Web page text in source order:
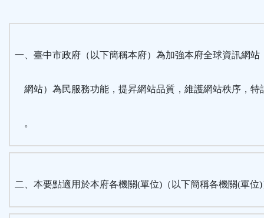
能
一、臺中市政府（以下簡稱本府）為加強本府全球資訊網站
網站）為民服務功能，提昇網站品質，維護網站秩序，特
。
二、本要點適用於本府各機關(單位)（以下簡稱各機關(單位